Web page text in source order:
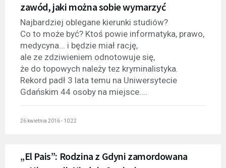
zawód, jaki można sobie wymarzyć
Najbardziej oblegane kierunki studiów?
Co to może być? Ktoś powie informatyka, prawo,
medycyna... i będzie miał rację,
ale ze zdziwieniem odnotowuje się,
że do topowych należy tez kryminalistyka.
Rekord padł 3 lata temu na Uniwersytecie
Gdańskim 44 osoby na miejsce....
26 kwietnia 2016 - 10:22
„El Pais”: Rodzina z Gdyni zamordowana